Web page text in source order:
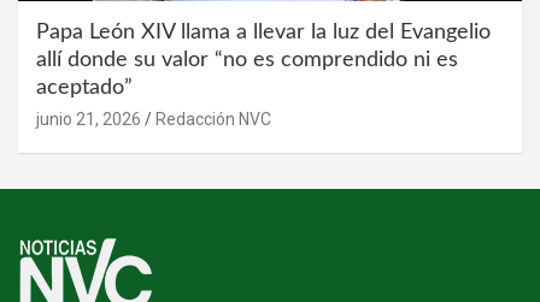
Papa León XIV llama a llevar la luz del Evangelio
allí donde su valor “no es comprendido ni es
aceptado”
junio 21, 2026 Redacción NVC